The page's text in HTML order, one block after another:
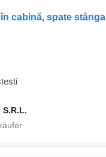
S.R.L.